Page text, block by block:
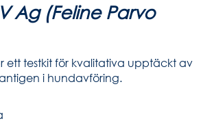
Ag (Feline Parvo
ett testkit för kvalitativa upptäckt av
antigen i hundavföring.